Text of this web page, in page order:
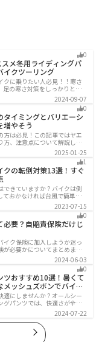
0
スメ冬用ライディングパ
イクツーリング
クに乗りたい人必見！！寒さ
足の寒さ対策をしっかりとす
防ぎ快適なバイクツーリング
この記事では、4つのタイプ別
グパンツを12選紹介しま
2024-09-07
0
タイミングとバリエーシ
増やそう
方は必見！この記事ではヤエ
方、注意点について解説しま
リング中の連帯感を高める効
読めば、ヤエーの楽しみ方と
でしょう。
2025-01-25
1
の転倒対策13選！すぐ
できていますか？バイクは倒
ておかなければ台風で簡単に
愛車に傷がつく前にしっかり
初心者でも簡単にできる台風
にやるべきこともまとめてあ
い。
2023-07-15
0
必要？自賠責保険だけじ
イク保険に加入しようか迷っ
が必要かについてまとめまし
の違いについても解説したの
いる人は参考にしてくださ
2024-06-03
0
ツおすすめ10選！暑くて
メッシュズボンでバイク
適にしませんか？オールシー
グパンツでは、快適さが全然
ッシュ素材で作られた夏用で
おり、熱気を逃しつつ汗をし
そんな夏用ライディングパ
メ商品をまとめました。
2024-07-22